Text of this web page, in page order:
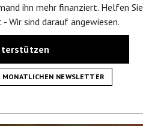
ihn mehr finanziert. Helfen Sie
Wir sind darauf angewiesen.
NEWSLETTER